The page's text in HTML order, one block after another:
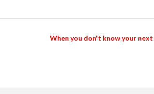
When you don't know your